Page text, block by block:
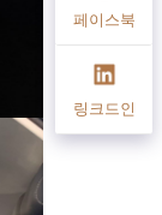
페이스북
링크드인